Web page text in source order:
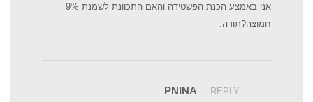
אני באמצע הכנת הפשטידה והאם התכוונת לשמנת 9%
חמוצה?תודה.
PNINA
REPLY